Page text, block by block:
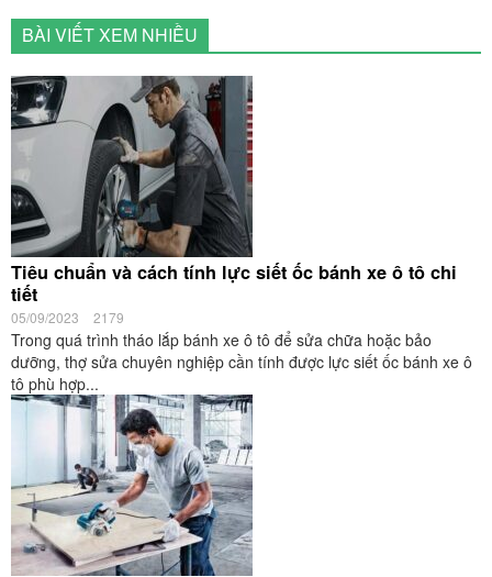
BÀI VIẾT XEM NHIỀU
Tiêu chuẩn và cách tính lực siết ốc bánh xe ô tô chi
tiết
05/09/2023 2179
Trong quá trình tháo lắp bánh xe ô tô để sửa chữa hoặc bảo
dưỡng, thợ sửa chuyên nghiệp cần tính được lực siết ốc bánh xe ô
tô phù hợp...